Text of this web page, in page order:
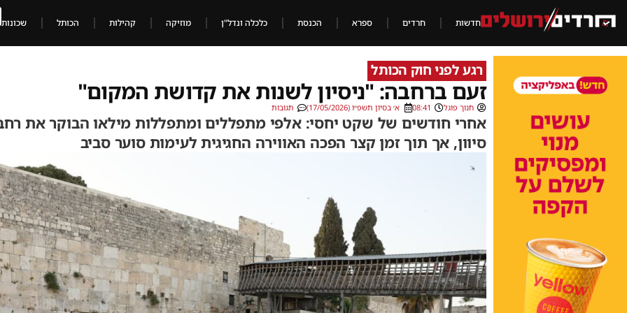
חדשות חרדים ספרא הכנסת כלכלה ונדל"ן מוזיקה קהילות הכותל שכונות
רגע לפני חוק הכותל
זעם ברחבה: "ניסיון לשנות את קדושת המקום"
חנוך פוגל 08:41 א׳ בסיון תשפ״ו (17/05/2026) תגובות
אחרי חודשים של שקט יחסי: אלפי מתפללים ומתפללות מילאו הבוקר את
סיוון, אך תוך זמן קצר הפכה האווירה החגיגית לעימות סוער סביב